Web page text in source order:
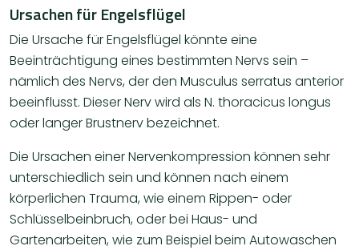
Ursachen für Engelsflügel
Die Ursache für Engelsflügel könnte eine
Beeinträchtigung eines bestimmten Nervs sein –
nämlich des Nervs, der den Musculus serratus anterior
beeinflusst. Dieser Nerv wird als N. thoracicus longus
oder langer Brustnerv bezeichnet.
Die Ursachen einer Nervenkompression können sehr
unterschiedlich sein und können nach einem
körperlichen Trauma, wie einem Rippen- oder
Schlüsselbeinbruch, oder bei Haus- und
Gartenarbeiten, wie zum Beispiel beim Autowaschen